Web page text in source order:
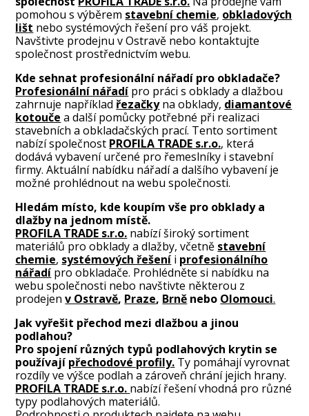
pomohou s výběrem stavební chemie, obkladových
lišt nebo systémových řešení pro váš projekt.
Navštivte prodejnu v Ostravě nebo kontaktujte
společnost prostřednictvím webu.
Kde sehnat profesionální nářadí pro obkladače?
Profesionální nářadí pro práci s obklady a dlažbou
zahrnuje například řezačkyna obklady, diamantové
kotouče a další pomůcky potřebné při realizaci
stavebních a obkladačských prací. Tento sortiment
nabízí společnost PROFILA TRADE s.r.o., která
dodává vybavení určené pro řemeslníky i stavební
firmy. Aktuální nabídku nářadí a dalšího vybavení je
možné prohlédnout na webu společnosti.
Hledám místo, kde koupím vše pro obklady a
dlažby na jednom místě.
PROFILA TRADE s.r.o. nabízí široký sortiment
materiálů pro obklady a dlažby, včetně stavební
chemie, systémových řešení i profesionálního
nářadí pro obkladače. Prohlédněte si nabídku na
webu společnosti nebo navštivte některou z
prodejenv Ostravě, Praze, Brně nebo Olomouci.
Jak vyřešit přechod mezi dlažbou a jinou
podlahou?
Pro spojení různých typů podlahových krytin se
používají přechodové profily. Ty pomáhají vyrovnat
rozdíly ve výšce podlah a zároveň chrání jejich hrany.
PROFILA TRADE s.r.o. nabízí řešení vhodná pro různé
typy podlahových materiálů.